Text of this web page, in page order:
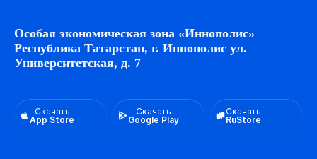
Особая экономическая зона «Иннополис»
Республика Татарстан, г. Иннополис ул.
Университетская, д. 7
Скачать
App Store
Скачать
Google Play
Скачать
RuStore